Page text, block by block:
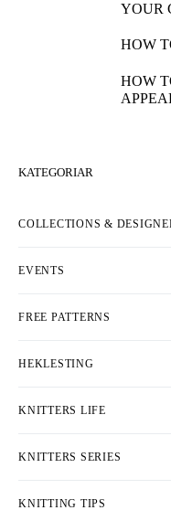
YOUR
HOW
HOW
KATEGORIAR
COLLECTIONS &
EVENTS
FREE PATTERNS
HEKLESTING
KNITTERS LIFE
KNITTERS SERIES
KNITTING TIPS